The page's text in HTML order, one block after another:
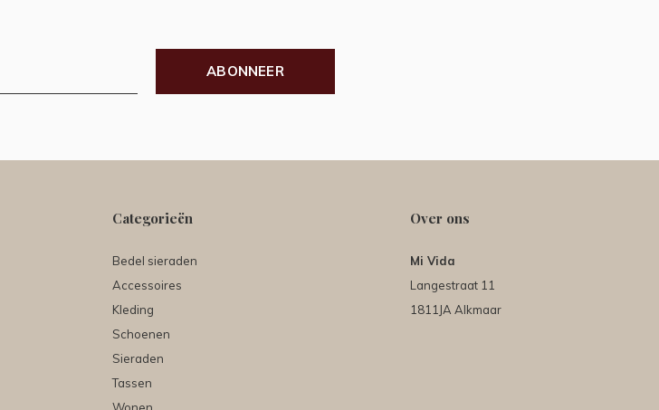
ABONNEER
Categorieën
Bedel sieraden
Accessoires
Kleding
Schoenen
Sieraden
Tassen
Over ons
Mi Vida
Langestraat 11
1811JA Alkmaar